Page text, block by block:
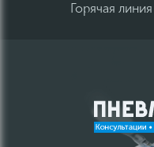
Горячая линия